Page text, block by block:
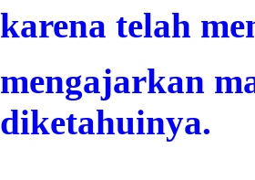
karena telah
mengajarkan
diketahuinya.